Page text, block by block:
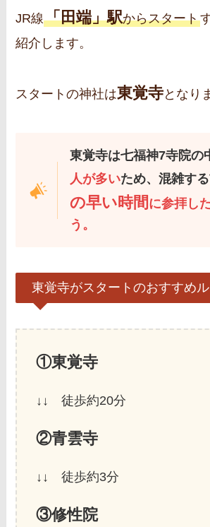
JR線「田端」駅からスタート
紹介します。
スタートの神社は東覚寺となり
東覚寺は七福神7寺院の
人が多いため、混雑す
の早い時間 に参拝し
う。
東覚寺がスタートのおすすめル
①東覚寺
↓↓ 徒歩約20分
②青雲寺
↓↓ 徒歩約3分
③修性院